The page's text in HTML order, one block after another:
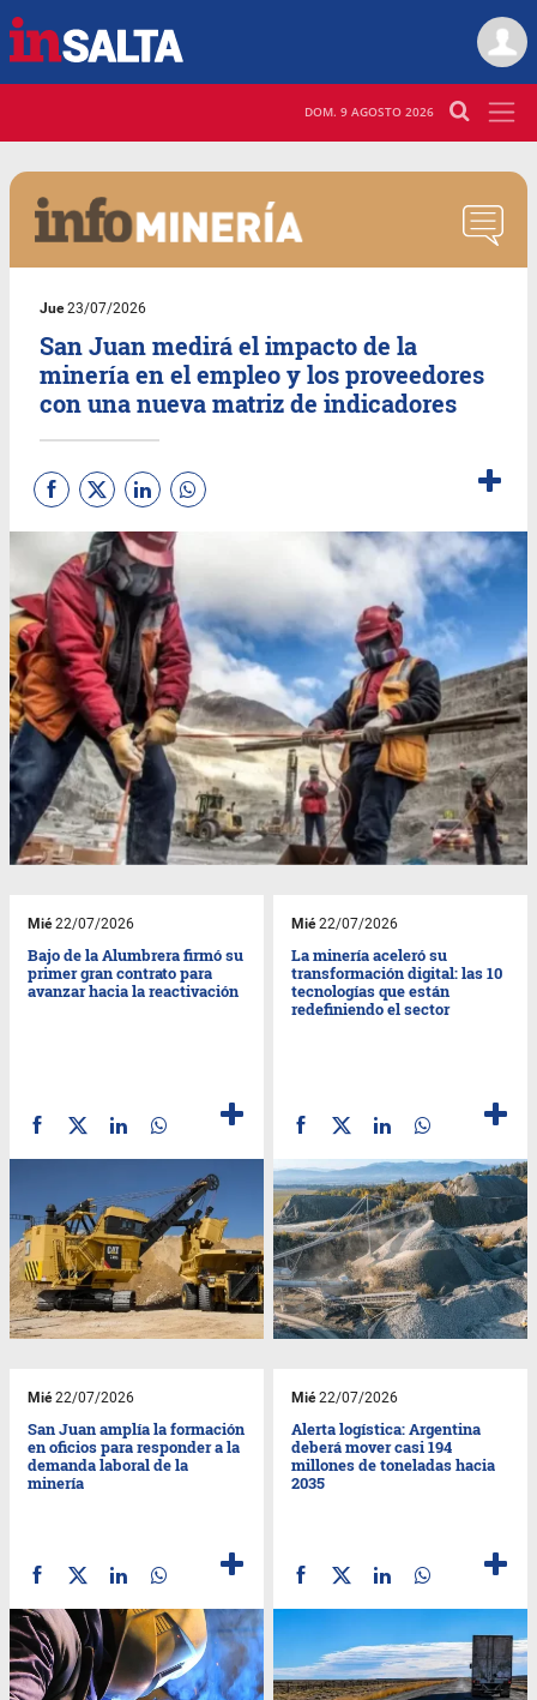
DOM. 9 AGOSTO 2026
Jue23/07/2026
San Juan medirá el impacto de la
minería en el empleo y los proveedores
con una nueva matriz de indicadores
Mié22/07/2026
Bajo de la Alumbrera firmó su
primer gran contrato para
avanzar hacia la reactivación
Mié22/07/2026
La minería aceleró su
transformación digital: las 10
tecnologías que están
redefiniendo el sector
Mié22/07/2026
San Juan amplía la formación
en oficios para responder a la
demanda laboral de la
minería
Mié22/07/2026
Alerta logística: Argentina
deberá mover casi 194
millones de toneladas hacia
2035